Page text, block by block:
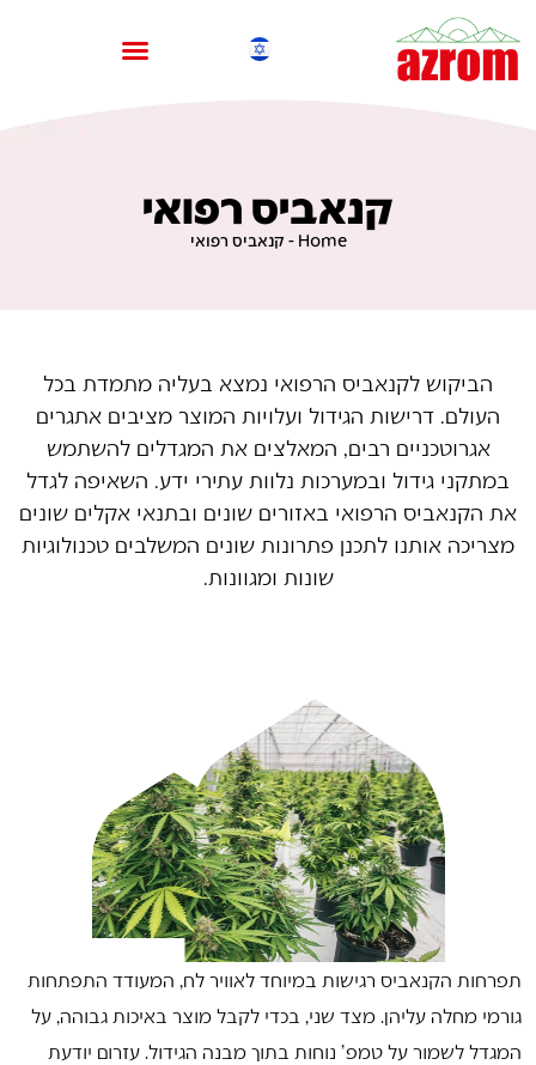
קנאביס רפואי
Home
- קנאביס רפואי
הביקוש לקנאביס הרפואי נמצא בעליה מתמדת בכל
העולם. דרישות הגידול ועלויות המוצר מציבים אתגרים
אגרוטכניים רבים, המאלצים את המגדלים להשתמש
במתקני גידול ובמערכות נלוות עתירי ידע. השאיפה לגדל
את הקנאביס הרפואי באזורים שונים ובתנאי אקלים שונים
מצריכה אותנו לתכנן פתרונות שונים המשלבים טכנולוגיות
שונות ומגוונות.
תפרחות הקנאביס רגישות במיוחד לאוויר לח, המעודד התפתחות
גורמי מחלה עליהן. מצד שני, בכדי לקבל מוצר באיכות גבוהה, על
המגדל לשמור על טמפ' נוחות בתוך מבנה הגידול. עזרום יודעת